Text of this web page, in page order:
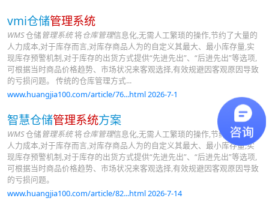
vmi仓储管理系统
WMS仓储管理系统将仓库管理信息化,无需人工繁琐的操作,节约了大量的
人力成本,对于库存而言,对库存商品人为的自定义其最大、最小库存量,实
现库存预警机制,对于库存的出货方式提供“先进先出”、“后进先出”等选项,
可根据当时商品价格趋势、市场状况来客观选择,有效规避因客观原因导致
的亏损问题。 传统的仓库管理方式...
www.huangjia100.com/article/76...html 2026-7-1
智慧仓储管理系统方案
WMS仓储管理系统将仓库管理信息化,无需人工繁琐的操作,节约了大量的
人力成本,对于库存而言,对库存商品人为的自定义其最大、最小库存量,实
现库存预警机制,对于库存的出货方式提供“先进先出”、“后进先出”等选项,
可根据当时商品价格趋势、市场状况来客观选择,有效规避因客观原因导致
的亏损问题。
www.huangjia100.com/article/82...html 2026-7-14